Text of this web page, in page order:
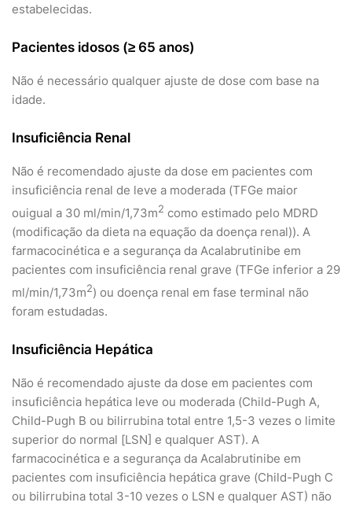
estabelecidas.
Pacientes idosos (≥ 65 anos)
Não é necessário qualquer ajuste de dose com base na
idade.
Insuficiência Renal
Não é recomendado ajuste da dose em pacientes com
insuficiência renal de leve a moderada (TFGe maior
ouigual a 30 ml/min/1,73m2 como estimado pelo MDRD
(modificação da dieta na equação da doença renal)). A
farmacocinética e a segurança da Acalabrutinibe em
pacientes com insuficiência renal grave (TFGe inferior a 29
ml/min/1,73m2) ou doença renal em fase terminal não
foram estudadas.
Insuficiência Hepática
Não é recomendado ajuste da dose em pacientes com
insuficiência hepática leve ou moderada (Child-Pugh A,
Child-Pugh B ou bilirrubina total entre 1,5-3 vezes o limite
superior do normal [LSN] e qualquer AST). A
farmacocinética e a segurança da Acalabrutinibe em
pacientes com insuficiência hepática grave (Child-Pugh C
ou bilirrubina total 3-10 vezes o LSN e qualquer AST) não